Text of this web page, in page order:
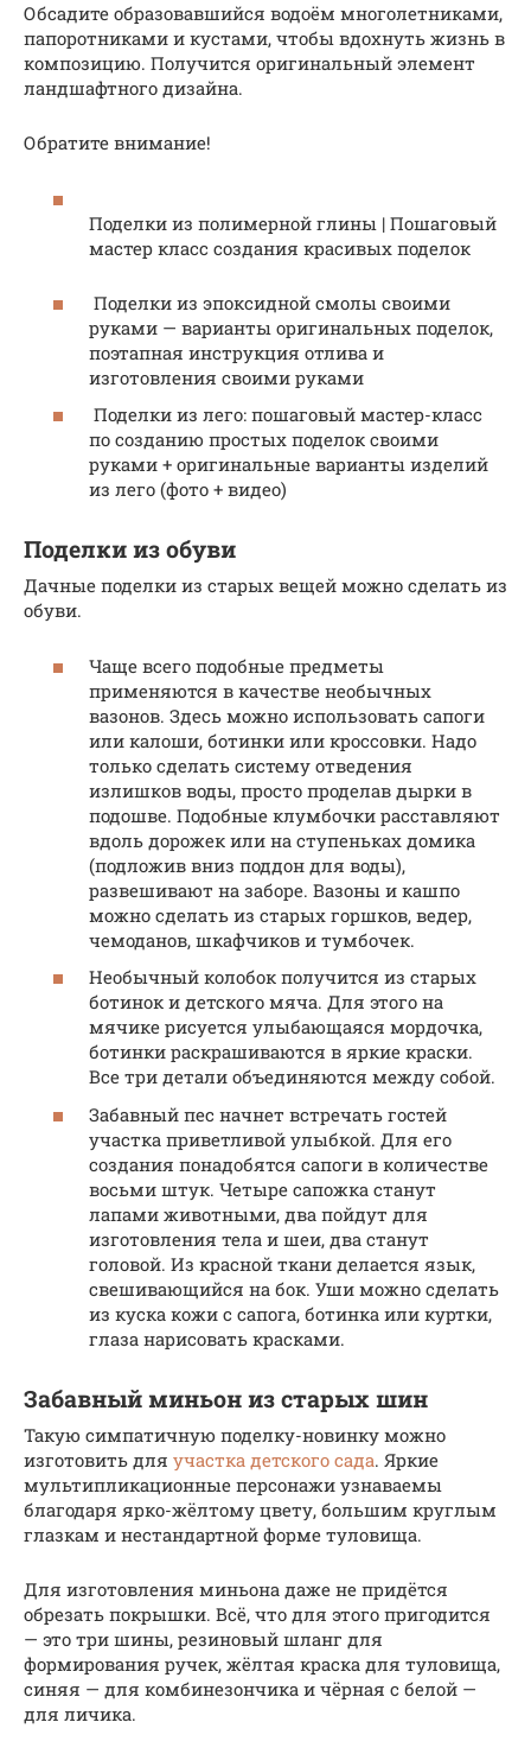
Обсадите образовавшийся водоём многолетниками,
папоротниками и кустами, чтобы вдохнуть жизнь в
композицию. Получится оригинальный элемент
ландшафтного дизайна.
Обратите внимание!
Поделки из полимерной глины | Пошаговый
мастер класс создания красивых поделок
Поделки из эпоксидной смолы своими
руками — варианты оригинальных поделок,
поэтапная инструкция отлива и
изготовления своими руками
Поделки из лего: пошаговый мастер-класс
по созданию простых поделок своими
руками + оригинальные варианты изделий
из лего (фото + видео)
Поделки из обуви
Дачные поделки из старых вещей можно сделать из
обуви.
Чаще всего подобные предметы
применяются в качестве необычных
вазонов. Здесь можно использовать сапоги
или калоши, ботинки или кроссовки. Надо
только сделать систему отведения
излишков воды, просто проделав дырки в
подошве. Подобные клумбочки расставляют
вдоль дорожек или на ступеньках домика
(подложив вниз поддон для воды),
развешивают на заборе. Вазоны и кашпо
можно сделать из старых горшков, ведер,
чемоданов, шкафчиков и тумбочек.
Необычный колобок получится из старых
ботинок и детского мяча. Для этого на
мячике рисуется улыбающаяся мордочка,
ботинки раскрашиваются в яркие краски.
Все три детали объединяются между собой.
Забавный пес начнет встречать гостей
участка приветливой улыбкой. Для его
создания понадобятся сапоги в количестве
восьми штук. Четыре сапожка станут
лапами животными, два пойдут для
изготовления тела и шеи, два станут
головой. Из красной ткани делается язык,
свешивающийся на бок. Уши можно сделать
из куска кожи с сапога, ботинка или куртки,
глаза нарисовать красками.
Забавный миньон из старых шин
Такую симпатичную поделку-новинку можно
изготовить для участка детского сада. Яркие
мультипликационные персонажи узнаваемы
благодаря ярко-жёлтому цвету, большим круглым
глазкам и нестандартной форме туловища.
Для изготовления миньона даже не придётся
обрезать покрышки. Всё, что для этого пригодится
— это три шины, резиновый шланг для
формирования ручек, жёлтая краска для туловища,
синяя — для комбинезончика и чёрная с белой —
для личика.